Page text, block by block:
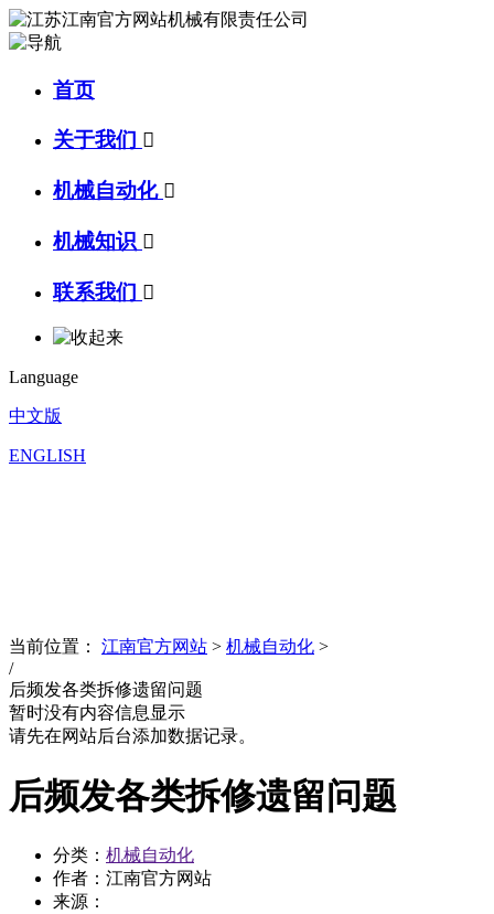
首页
关于我们 
机械自动化 
机械知识 
联系我们 
Language
中文版
ENGLISH
当前位置： 江南官方网站 > 机械自动化 >
/
后频发各类拆修遗留问题
暂时没有内容信息显示
请先在网站后台添加数据记录。
后频发各类拆修遗留问题
分类： 机械自动化
作者：江南官方网站
来源：